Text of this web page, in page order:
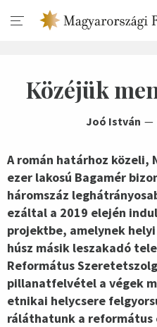
Közéjük
Joó István
A román határhoz közeli,
ezer lakosú Bagamér
háromszáz
ezáltal a 2019 elején
projektbe, amelynek
húsz másik leszakadó
Református
pillanatfelvétel a végek
etnikai helycsere
ráláthatunk a református